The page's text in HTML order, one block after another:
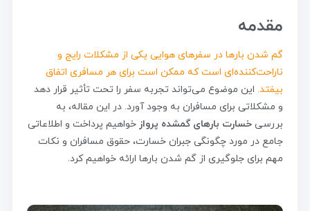
مقدمه
گم شدن بارها در سفرهای هوایی یکی از مشکلات رایج و
ناراحت‌کننده‌ای است که ممکن است برای هر مسافری اتفاق
بیفتد. این موضوع می‌تواند تجربه سفر را تحت تأثیر قرار دهد
و مشکلاتی برای مسافران به وجود آورد. در این مقاله، به
بررسی خسارت بارهای گمشده پرواز خواهیم پرداخت و اطلاعاتی
جامع در مورد چگونگی جبران خسارت، حقوق مسافران و نکات
مهم برای جلوگیری از گم شدن بارها ارائه خواهیم کرد.